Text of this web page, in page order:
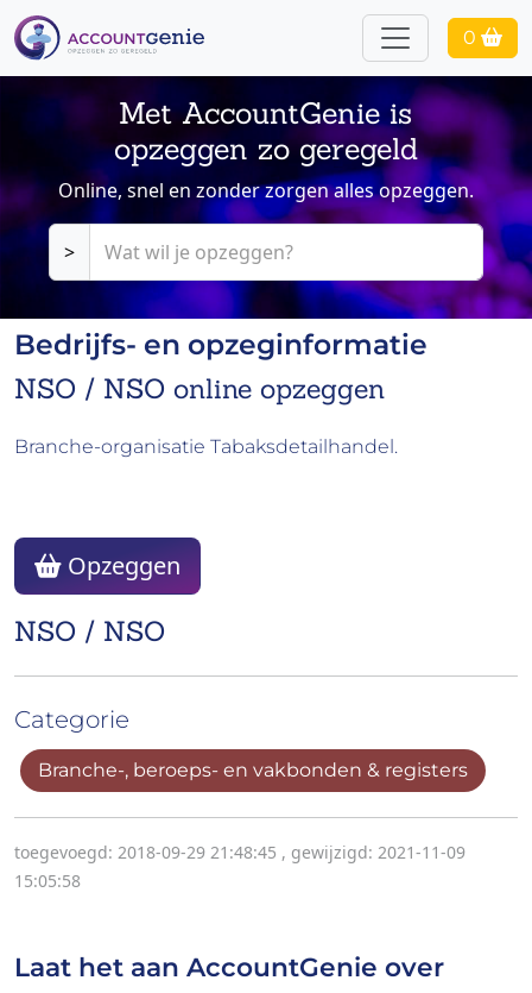
0
Met AccountGenie is
opzeggen zo geregeld
Online, snel en zonder zorgen alles opzeggen.
>
Bedrijfs- en opzeginformatie
NSO / NSO online opzeggen
Branche-organisatie Tabaksdetailhandel.
NSO / NSO
Opzeggen
Categorie
Branche-, beroeps- en vakbonden & registers
toegevoegd: 2018-09-29 21:48:45 , gewijzigd: 2021-11-09
15:05:58
Laat het aan AccountGenie over